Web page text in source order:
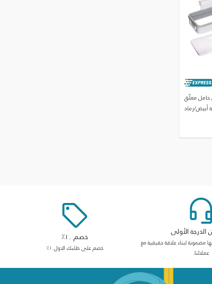
حامل معلّق
أبيض/رماد
الأولى
لبناء علاقة حقيقية مع
عملائنا.
خصم ١٠٪
خصم على طلبك الاول١٠٪